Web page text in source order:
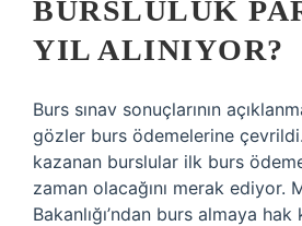
BURSLULUK
YIL ALINIYOR?
Burs sınav sonuçlarının
gözler burs ödemelerine
kazanan burslular ilk burs
zaman olacağını merak ediyor.
Bakanlığı’ndan burs almaya